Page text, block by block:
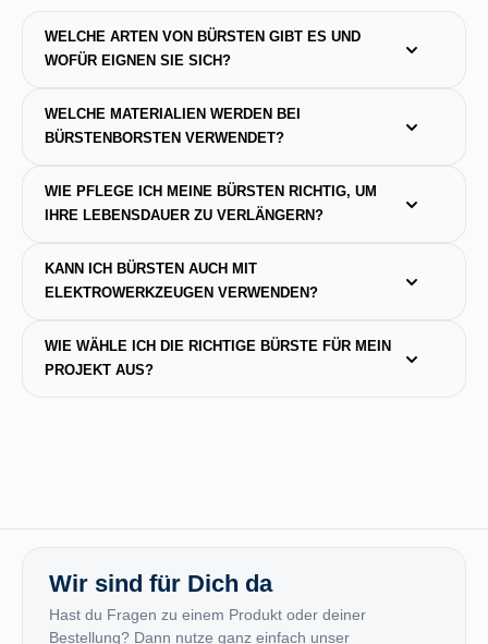
WELCHE ARTEN VON BÜRSTEN GIBT ES UND
WOFÜR EIGNEN SIE SICH?
WELCHE MATERIALIEN WERDEN BEI
BÜRSTENBORSTEN VERWENDET?
WIE PFLEGE ICH MEINE BÜRSTEN RICHTIG, UM
IHRE LEBENSDAUER ZU VERLÄNGERN?
KANN ICH BÜRSTEN AUCH MIT
ELEKTROWERKZEUGEN VERWENDEN?
WIE WÄHLE ICH DIE RICHTIGE BÜRSTE FÜR MEIN
PROJEKT AUS?
Wir sind für Dich da
Hast du Fragen zu einem Produkt oder deiner
Bestellung? Dann nutze ganz einfach unser